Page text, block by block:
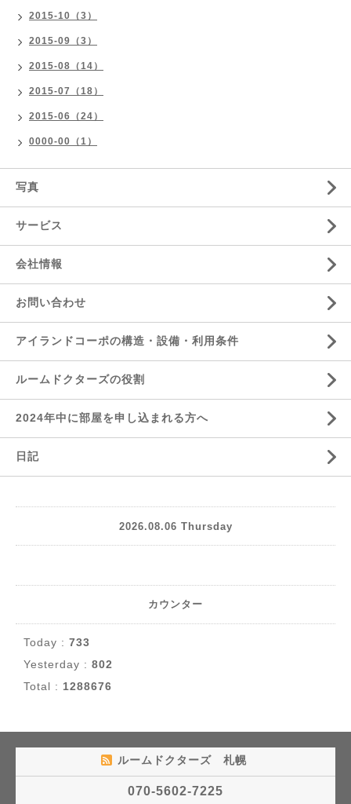
2015-10（3）
2015-09（3）
2015-08（14）
2015-07（18）
2015-06（24）
0000-00（1）
写真
サービス
会社情報
お問い合わせ
アイランドコーポの構造・設備・利用条件
ルームドクターズの役割
2024年中に部屋を申し込まれる方へ
日記
2026.08.06 Thursday
カウンター
Today : 733
Yesterday : 802
Total : 1288676
ルームドクターズ 札幌
070-5602-7225